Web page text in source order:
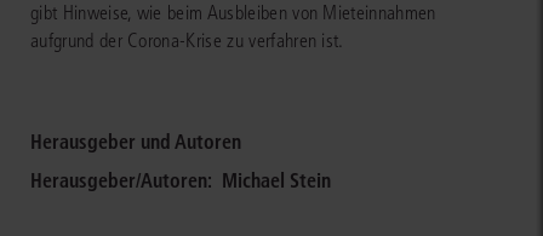
gibt Hinweise, wie beim Ausbleiben von Mieteinnahmen
aufgrund der Corona-Krise zu verfahren ist.
Herausgeber und Autoren
Herausgeber/Autoren: Michael Stein